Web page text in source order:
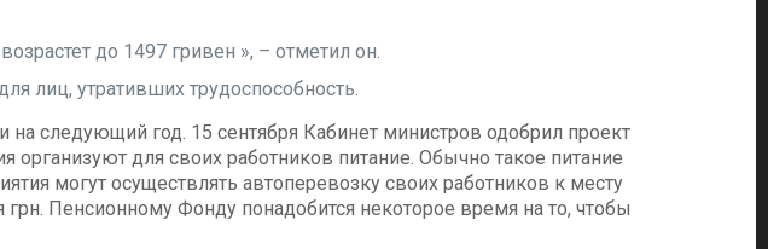
до 1497 гривен », – отметил он.
лиц, утративших трудоспособность.
следующий год. 15 сентября Кабинет министров одобрил проект
для своих работников питание. Обычно такое питание
могут осуществлять автоперевозку своих работников к месту
Пенсионному Фонду понадобится некоторое время на то, чтобы